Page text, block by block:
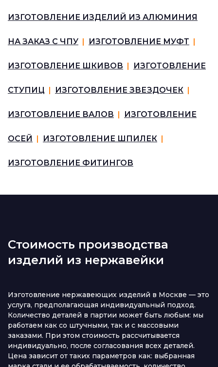
ИЗГОТОВЛЕНИЕ ИЗДЕЛИЙ ИЗ АЛЮМИНИЯ
НА ЗАКАЗ С ЧПУ ИЗГОТОВЛЕНИЕ МУФТ
ИЗГОТОВЛЕНИЕ ШКИВОВ ИЗГОТОВЛЕНИЕ
СТУПИЦ ИЗГОТОВЛЕНИЕ ЗВЕЗДОЧЕК
ИЗГОТОВЛЕНИЕ ВАЛОВ ИЗГОТОВЛЕНИЕ
ОСЕЙ ИЗГОТОВЛЕНИЕ ШПИЛЕК
ИЗГОТОВЛЕНИЕ ФИТИНГОВ
Стоимость производства
изделий из нержавейки
Изготовление нержавеющих изделий в Москве — это
услуга, предполагающая индивидуальный подход.
Количество деталей в партии может быть любым: мы
работаем как со штучными, так и с массовыми
заказами. При этом стоимость рассчитывается
индивидуально, после согласования всех деталей.
Цена зависит от таких параметров как: выбранная